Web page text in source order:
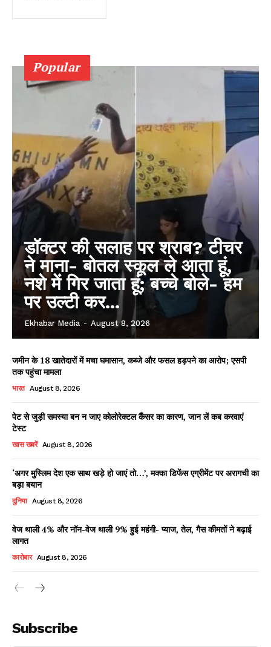
Popular
डॉक्टर की सलाह पर शराब? टीचर
ने माना- बोतल स्कूल ले आता हूं,
नशे में गिर जाता हूं; बच्चे बोले- हम
पर उल्टी कर...
Ekhabar Media - August 8, 2026
जमीन के 18 खातेदारों में मचा घमासान, कब्जे और फसल हड़पने का आरोप; एसपी
तक पहुंचा मामला
भारत August 8, 2026
पेट से जुड़ी समस्या बन न जाए कोलोरेक्टल कैंसर का कारण, जान लें कब करवाएं
टेस्ट
खास खबरें August 8, 2026
‘अगर मुस्लिम देश एक साथ खड़े हो जाएं तो…’, मक्का डिफेंस एग्रीमेंट पर अरागची का
बड़ा बयान
दुनिया August 8, 2026
वेज थाली 4% और नॉन-वेज थाली 9% हुई महंगी- प्याज, तेल, गैस कीमतों ने बढ़ाई
लागत
कारोबार August 8, 2026
Subscribe